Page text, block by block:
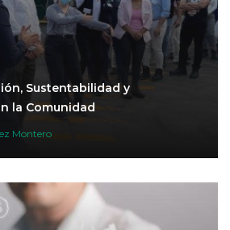
Sustentabilidad y
la Comunidad
Montero